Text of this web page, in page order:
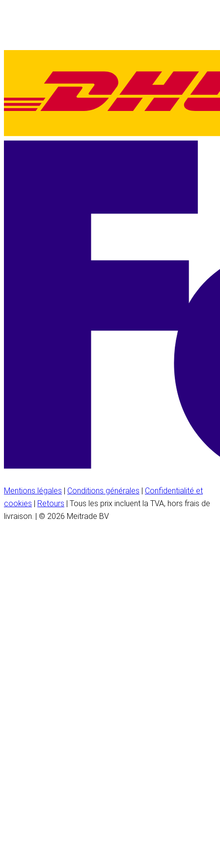
Mentions légales | Conditions générales | Confidentialité et
cookies | Retours | Tous les prix incluent la TVA, hors frais de
livraison. | © 2026 Meitrade BV